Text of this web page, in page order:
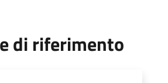
di riferimento